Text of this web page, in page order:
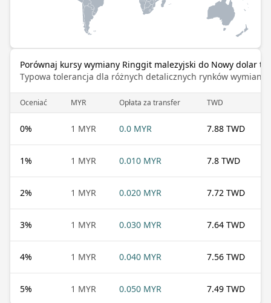
Porównaj kursy wymiany Ringgit malezyjski do Nowy dolar
Typowa tolerancja dla różnych detalicznych rynków wymiany
Oceniać MYR Opłata za transfer TWD
0% 1 MYR 0.0 MYR 7.88 TWD
1% 1 MYR 0.010 MYR 7.8 TWD
2% 1 MYR 0.020 MYR 7.72 TWD
3% 1 MYR 0.030 MYR 7.64 TWD
4% 1 MYR 0.040 MYR 7.56 TWD
5% 1 MYR 0.050 MYR 7.49 TWD